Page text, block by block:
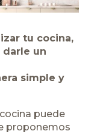
tu cocina,
darle un
simple y
puede
proponemos